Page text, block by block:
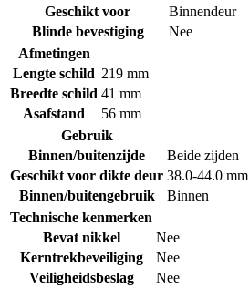
Geschikt voor
Binnendeur
Blinde bevestiging
Nee
Afmetingen
Lengte schild 219 mm
Breedte schild 41 mm
Asafstand
56 mm
Gebruik
Binnen/buitenzijde
Beide zijden
Geschikt voor dikte deur 38.0-44.0 mm
Binnen/buitengebruik
Binnen
Technische kenmerken
Bevat nikkel
Nee
Kerntrekbeveiliging
Nee
Veiligheidsbeslag
Nee